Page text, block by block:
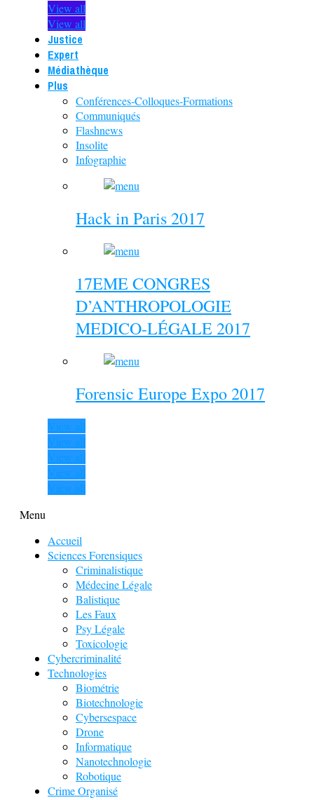
View all
View all
Justice
Expert
Médiathèque
Plus
Conférences-Colloques-Formations
Communiqués
Flashnews
Insolite
Infographie
Hack in Paris 2017
17EME CONGRES
D’ANTHROPOLOGIE
MEDICO-LÉGALE 2017
Forensic Europe Expo 2017
View all
View all
View all
View all
View all
Menu
Accueil
Sciences Forensiques
Criminalistique
Médecine Légale
Balistique
Les Faux
Psy Légale
Toxicologie
Cybercriminalité
Technologies
Biométrie
Biotechnologie
Cybersespace
Drone
Informatique
Nanotechnologie
Robotique
Crime Organisé